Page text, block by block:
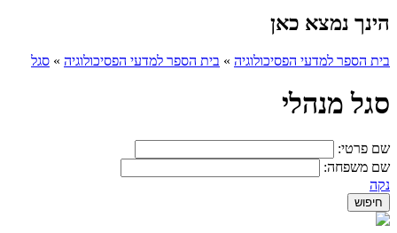
הינך נמצא כאן
בית הספר למדעי הפסיכולוגיה » בית הספר למדעי הפסיכולוגיה » סגל
סגל מנהלי
שם פרטי:
שם משפחה:
נקה